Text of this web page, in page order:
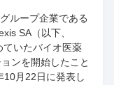
ループ企業である
SA （以下、
ていたバイオ医薬
ンを開始したこと
10月 22日に発表し